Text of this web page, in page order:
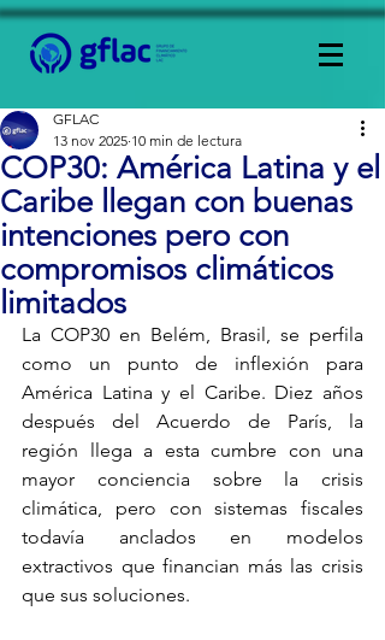
COP30: América Latina y el
Caribe llegan con buenas
intenciones pero con
compromisos climáticos
limitados
GFLAC
13 nov 2025 10 min de lectura
La COP30 en Belém, Brasil, se perfila
como un punto de inflexión para
América Latina y el Caribe. Diez años
después del Acuerdo de París, la
región llega a esta cumbre con una
mayor conciencia sobre la crisis
climática, pero con sistemas fiscales
todavía anclados en modelos
extractivos que financian más las crisis
que sus soluciones.